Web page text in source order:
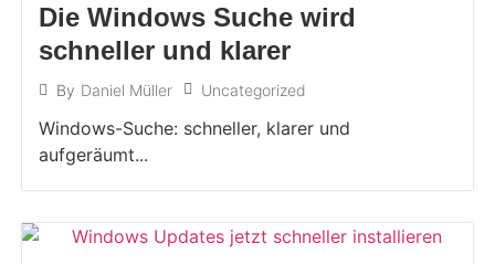
Die Windows Suche wird
schneller und klarer
By Daniel Müller Uncategorized
Windows-Suche: schneller, klarer und
aufgeräumt...